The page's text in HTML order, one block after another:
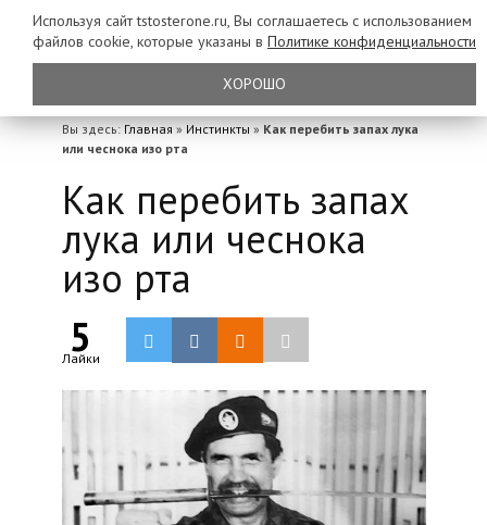
Вы здесь: Главная » Инстинкты » Как перебить запах лука
или чеснока изо рта
Как перебить запах
лука или чеснока
изо рта
5
Лайки
Используя сайт tstosterone.ru, Вы соглашаетесь с использованием
файлов cookie, которые указаны в Политике конфиденциальности
ХОРОШО